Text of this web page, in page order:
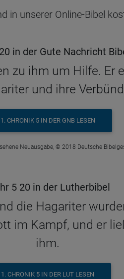
in unserer Online-Bibel
in der Gute Nachricht
zu ihm um Hilfe.
und ihre
1. CHRONIK 5 IN DER GNB LESEN
Neuausgabe, © 2018 Deutsche
5 20 in der Lutherbibel
die Hagariter
im Kampf, und er
ihm.
1. CHRONIK 5 IN DER LUT LESEN